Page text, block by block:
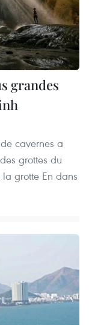
grandes
cavernes a
grottes du
grotte En dans